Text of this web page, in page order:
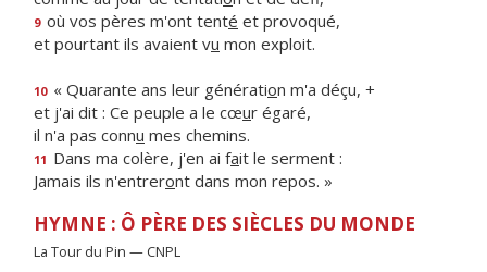
9 où vos pères m'ont tenté et provoqué,
et pourtant ils avaient vu mon exploit.
10 « Quarante ans leur génération m'a déçu, +
et j'ai dit : Ce peuple a le cœur égaré,
il n'a pas connu mes chemins.
11 Dans ma colère, j'en ai fait le serment :
Jamais ils n'entreront dans mon repos. »
HYMNE : Ô PÈRE DES SIÈCLES DU MONDE
La Tour du Pin — CNPL